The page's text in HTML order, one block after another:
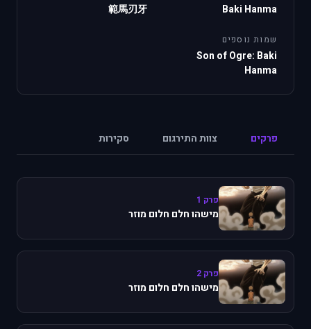
Baki Hanma
範馬刃牙
שמות נוספים
Son of Ogre: Baki
Hanma
פרקים צוות התירגום סקירות
פרק 1
מישהו חלם חלום מוזר
פרק 2
מישהו חלם חלום מוזר